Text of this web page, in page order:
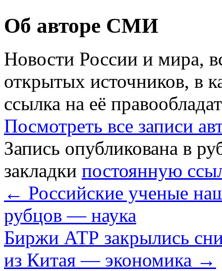
Об авторе СМИ
Новости России и мира,
открытых источников, в
ссылка на её
Посмотреть все записи
Запись опубликована в
закладки постоянную
← Российские ученые
рубцов — наука
Биржи АТР закрылись
из Китая — экономика →